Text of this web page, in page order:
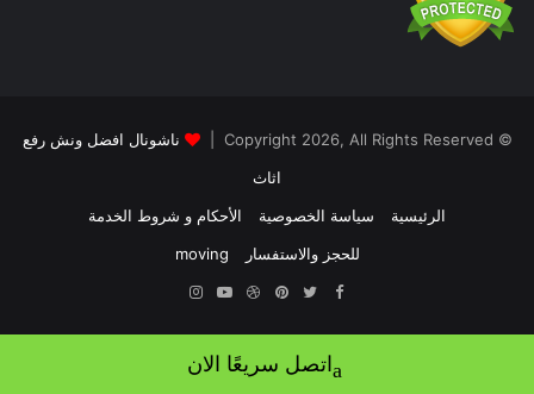
© Copyright 2026, All Rights Reserved |
ناشونال افضل ونش رفع
اثاث
الرئيسية
سياسة الخصوصية
الأحكام و شروط الخدمة
للحجز والاستفسار
moving
Facebook
Twitter
Pinterest
Dribbble
YouTube
اتصل سريعًا الان